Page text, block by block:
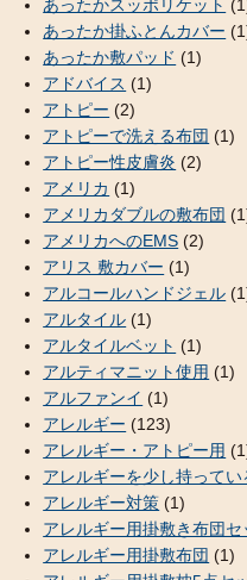
あったかスッポリケット
あったか掛ふとんカバー
あったか敷パッド (1)
アドバイス (1)
アトピー (2)
アトピーで洗える布団 (1)
アトピー性皮膚炎 (2)
アメリカ (1)
アメリカダブルの敷布団
アメリカへのEMS (2)
アリス 敷カバー (1)
アルコールハンドジェル
アルタイル (1)
アルタイルベット (1)
アルティマニット使用 (1)
アルファンイ (1)
アレルギー (123)
アレルギー・アトピー用
アレルギーを少し持ってい
アレルギー対策 (1)
アレルギー用掛敷き布団セ
アレルギー用掛敷布団 (1)